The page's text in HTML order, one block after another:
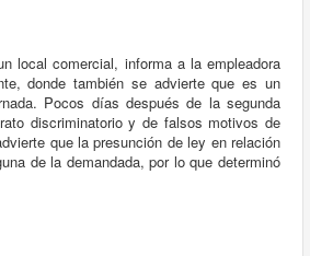
local comercial, informa a la empleadora
donde también se advierte que es un
Pocos días después de la segunda
discriminatorio y de falsos motivos de
que la presunción de ley en relación
de la demandada, por lo que determinó